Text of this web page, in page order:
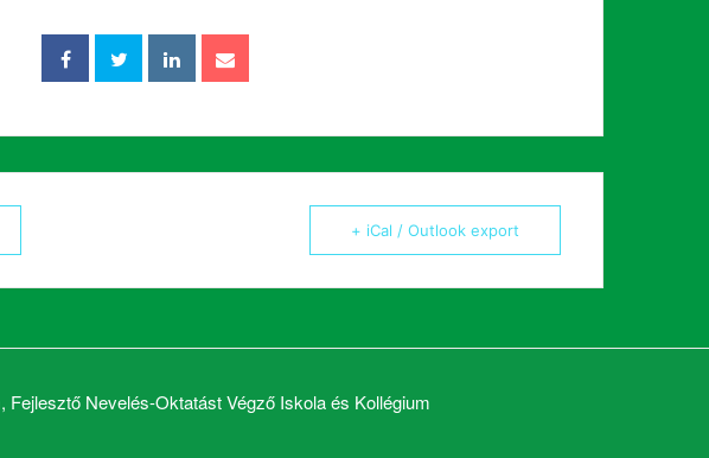
+ iCal / Outlook export
Nevelés-Oktatást Végző Iskola és Kollégium